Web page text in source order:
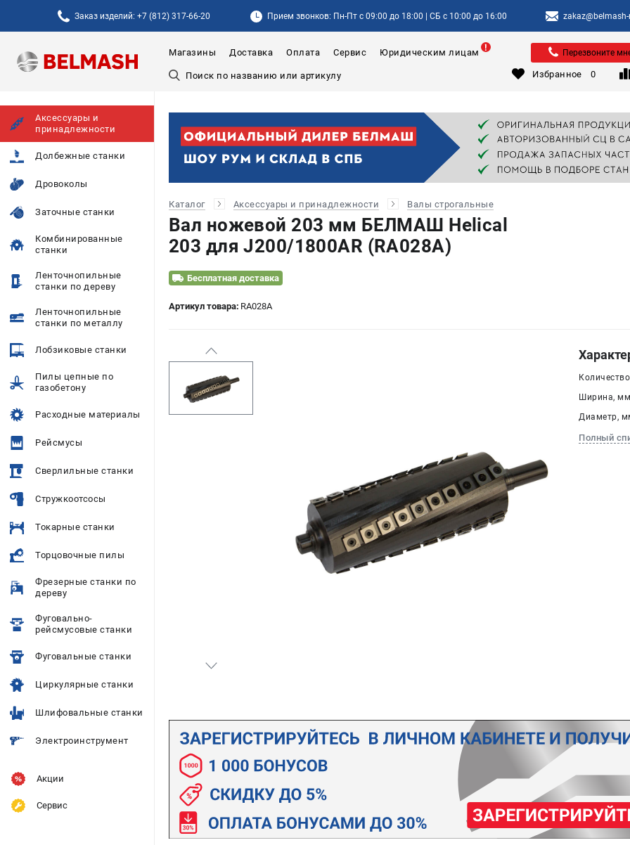
Заказ изделий: +7 (812) 317-66-20 Прием звонков: Пн-Пт с 09:00 до 18:00 | СБ с 10:00 до 16:00
Магазины Доставка Оплата Сервис Юридическим лицам Перезвоните
Избранное 0
Аксессуары и
принадлежности
Долбежные станки
Дровоколы
Заточные станки
Комбинированные
станки
Ленточнопильные
станки по дереву
Ленточнопильные
станки по металлу
Лобзиковые станки
Пилы цепные по
газобетону
Расходные материалы
Рейсмусы
Сверлильные станки
Стружкоотсосы
Токарные станки
Торцовочные пилы
Фрезерные станки по
дереву
Фуговально-
рейсмусовые станки
Фуговальные станки
Циркулярные станки
Шлифовальные станки
Электроинструмент
Акции
Сервис
Каталог Аксессуары и принадлежности Валы строгальные
Вал ножевой 203 мм БЕЛМАШ Helical
203 для J200/1800AR (RA028A)
Бесплатная доставка
Артикул товара: RA028A
Ширина,
Диаметр,
Полный